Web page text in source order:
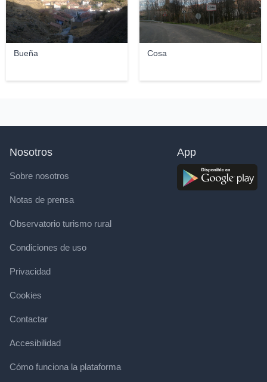
Bueña Cosa
Nosotros
Sobre nosotros
Notas de prensa
Observatorio turismo rural
Condiciones de uso
Privacidad
Cookies
Contactar
Accesibilidad
Cómo funciona la plataforma
App